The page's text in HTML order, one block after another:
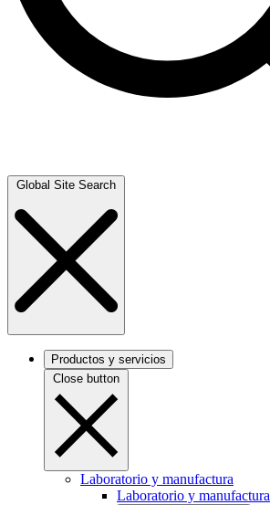
Global Site Search
Productos y servicios
Close button
Laboratorio y manufactura
Laboratorio y manufactura